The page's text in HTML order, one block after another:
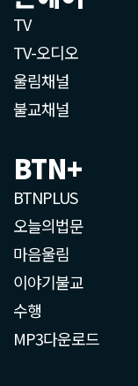
TV
TV-오디오
울림채널
불교채널
BTN+
BTNPLUS
오늘의법문
마음울림
이야기불교
수행
MP3다운로드